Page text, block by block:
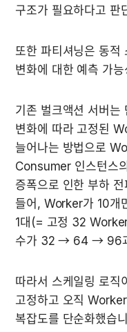
구조가 필요하다고 판
또한 파티셔닝은 동
변화에 대한 예측 가
기존 벌크액션 서버는
변화에 따라 고정된
늘어나는 방법으로
Consumer 인스턴스
증폭으로 인한 부하
들어, Worker가 10개
1대(= 고정 32
수가 32 → 64 → 96과
따라서 스케일링 로
고정하고 오직
복잡도를 단순화했습